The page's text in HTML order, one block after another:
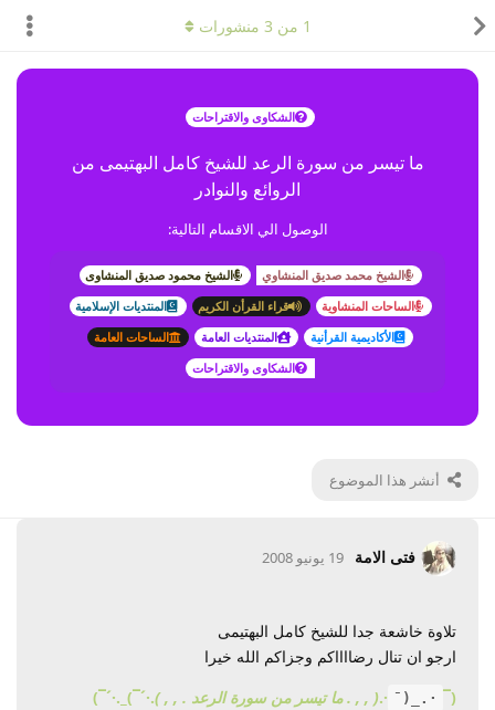
الشكاوى والاقتراحات
ما تيسر من سورة الرعد للشيخ كامل البهتيمى من
الروائع والنوادر
الوصول الي الاقسام التالية:
الشيخ محمد صديق المنشاوي
الشيخ محمود صديق المنشاوى
الساحات المنشاوية
قراء القرأن الكريم
المنتديات الإسلامية
الأكاديمية القرأنية
المنتديات العامة
الساحات العامة
الشكاوى والاقتراحات
أنشر هذا الموضوع
1 من 3 منشورات
فتى الامة 19 يونيو 2008
تلاوة خاشعة جدا للشيخ كامل البهتيمى
ارجو ان تنال رضااااكم وجزاكم الله خيرا
(¯
·._(¯
·.( , , . ما تيسر من سورة الرعد . , , ).·´¯)_.·´¯)